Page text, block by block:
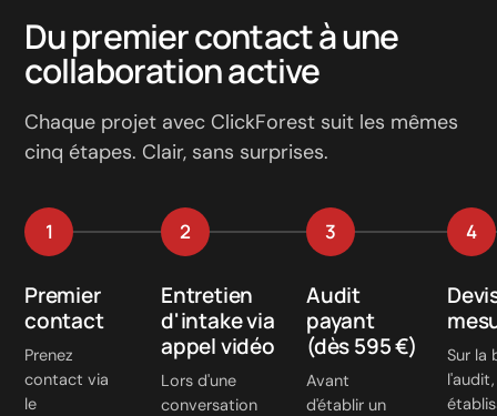
Du premier contact à une
collaboration active
Chaque projet avec ClickForest suit les mêmes
cinq étapes. Clair, sans surprises.
1
Premier
contact
Prenez
contact via
le
2
Entretien
d'intake via
appel vidéo
Lors d'une
conversation
3
Audit
payant
(dès 595 €)
Avant
d'établir un
4
Sur la